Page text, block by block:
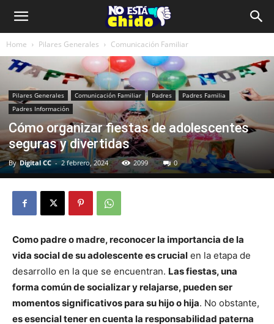
Home Pilares Generales Comunicación Familiar
Pilares Generales Comunicación Familiar Padres
Padres Familia
Padres Información
Cómo organizar fiestas de adolescentes
seguras y divertidas
By Digital CC - 2 febrero, 2024 2099 0
Como padre o madre, reconocer la importancia de la
vida social de su adolescente es crucial en la etapa de
desarrollo en la que se encuentran. Las fiestas, una
forma común de socializar y relajarse, pueden ser
momentos significativos para su hijo o hija. No obstante,
es esencial tener en cuenta la responsabilidad paterna